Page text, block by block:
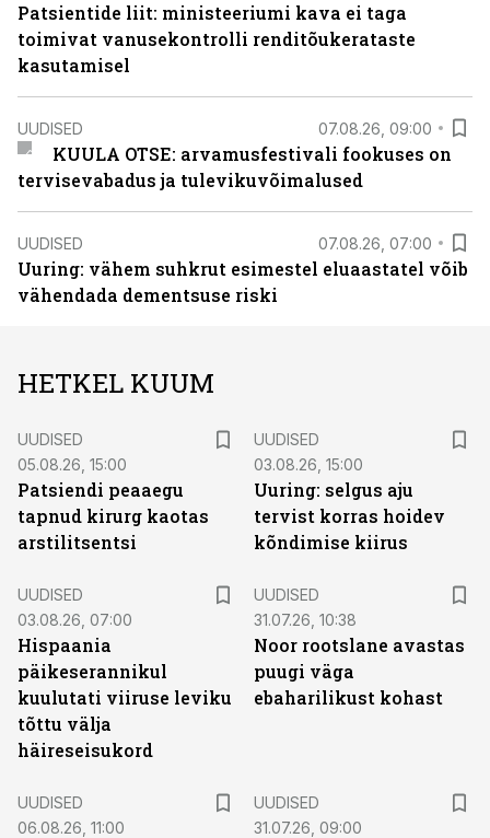
Patsientide liit: ministeeriumi kava ei taga
toimivat vanusekontrolli renditõukerataste
kasutamisel
UUDISED 07.08.26, 09:00
KUULA OTSE: arvamusfestivali fookuses on
tervisevabadus ja tulevikuvõimalused
UUDISED 07.08.26, 07:00
Uuring: vähem suhkrut esimestel eluaastatel võib
vähendada dementsuse riski
HETKEL KUUM
UUDISED
05.08.26, 15:00
Patsiendi peaaegu
tapnud kirurg kaotas
arstilitsentsi
UUDISED
03.08.26, 15:00
Uuring: selgus aju
tervist korras hoidev
kõndimise kiirus
UUDISED
03.08.26, 07:00
Hispaania
päikeserannikul
kuulutati viiruse leviku
tõttu välja
häireseisukord
UUDISED
31.07.26, 10:38
Noor rootslane avastas
puugi väga
ebaharilikust kohast
UUDISED
06.08.26, 11:00
UUDISED
31.07.26, 09:00